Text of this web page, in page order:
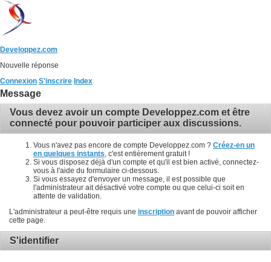
Developpez.com
Nouvelle réponse
Connexion S'inscrire Index
Message
Vous devez avoir un compte Developpez.com et être
connecté pour pouvoir participer aux discussions.
Vous n'avez pas encore de compte Developpez.com ? Créez-en un
en quelques instants , c'est entièrement gratuit !
Si vous disposez déjà d'un compte et qu'il est bien activé, connectez-
vous à l'aide du formulaire ci-dessous.
Si vous essayez d'envoyer un message, il est possible que
l'administrateur ait désactivé votre compte ou que celui-ci soit en
attente de validation.
L'administrateur a peut-être requis une inscription avant de pouvoir afficher
cette page.
S'identifier